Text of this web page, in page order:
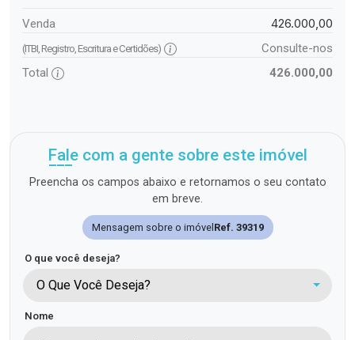
Venda 426.000,00
(ITBI, Registro, Escritura e Certidões)
Consulte-nos
Total
426.000,00
Fale com a gente sobre este imóvel
Preencha os campos abaixo e retornamos o seu contato
em breve.
Mensagem sobre o imóvel Ref. 39319
O que você deseja?
O Que Você Deseja?
Nome